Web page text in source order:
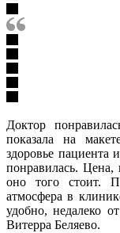
Доктор
показала на
здоровье пациента
понравилась.
оно того стоит.
атмосфера в
удобно, недалеко
Витерра Беляево.